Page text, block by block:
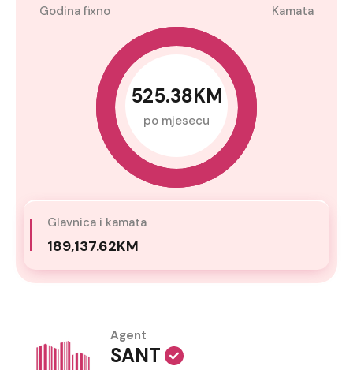
Godina fixno Kamata
525.38KM
po mjesecu
Glavnica i kamata
189,137.62KM
Agent
SANT